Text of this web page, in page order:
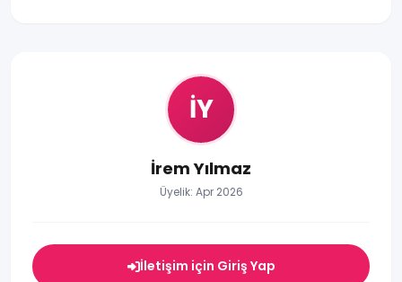
İY
İrem Yılmaz
Üyelik: Apr 2026
İletişim için Giriş Yap